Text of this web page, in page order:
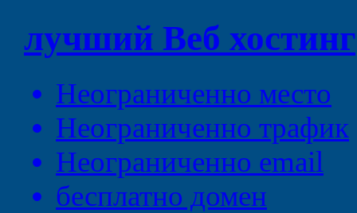
лучший Веб хостинг
Неограниченно место
Неограниченно трафик
Неограниченно email
бесплатно домен